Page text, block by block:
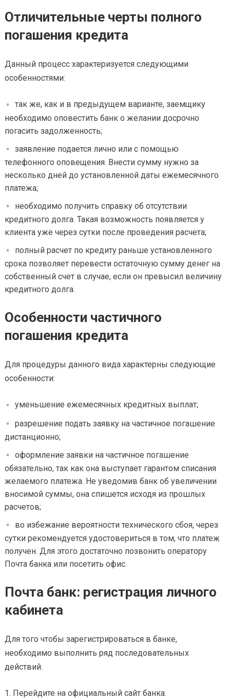
Отличительные черты полного
погашения кредита
Данный процесс характеризуется следующими
особенностями:
так же, как и в предыдущем варианте, заемщику
необходимо оповестить банк о желании досрочно
погасить задолженность;
заявление подается лично или с помощью
телефонного оповещения. Внести сумму нужно за
несколько дней до установленной даты ежемесячного
платежа;
необходимо получить справку об отсутствии
кредитного долга. Такая возможность появляется у
клиента уже через сутки после проведения расчета;
полный расчет по кредиту раньше установленного
срока позволяет перевести остаточную сумму денег на
собственный счет в случае, если он превысил величину
кредитного долга.
Особенности частичного
погашения кредита
Для процедуры данного вида характерны следующие
особенности:
уменьшение ежемесячных кредитных выплат;
разрешение подать заявку на частичное погашение
дистанционно;
оформление заявки на частичное погашение
обязательно, так как она выступает гарантом списания
желаемого платежа. Не уведомив банк об увеличении
вносимой суммы, она спишется исходя из прошлых
расчетов;
во избежание вероятности технического сбоя, через
сутки рекомендуется удостовериться в том, что платеж
получен. Для этого достаточно позвонить оператору
Почта банка или посетить офис.
Почта банк: регистрация личного
кабинета
Для того чтобы зарегистрироваться в банке,
необходимо выполнить ряд последовательных
действий.
Перейдите на официальный сайт банка.